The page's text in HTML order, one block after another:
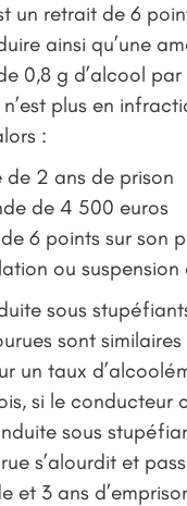
un retrait de 6
ainsi qu’une
0,8 g d’alcool
plus en
:
de 2 ans de prison
de 4 500 euros
6 points sur son
ou suspension
sous
sont
un taux
si le conducteur
sous
s’alourdit et
et 3 ans